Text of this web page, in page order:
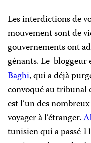
Les interdictions de
mouvement sont de
gouvernements ont
gênants. Le
Baghi, qui a déjà
convoqué au tribunal
est l’un des
voyager à l’étranger.
tunisien qui a passé